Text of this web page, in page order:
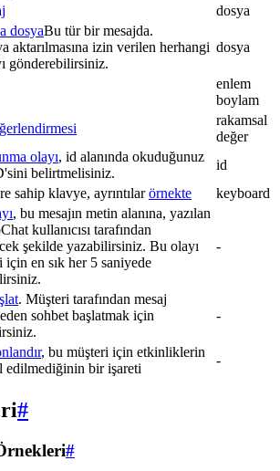
dosya
dosyaBu tür bir mesajda.
aktarılmasına izin verilen herhangi
gönderebilirsiniz.
dosya
enlem
boylam
rakamsal
değer
olayı, id alanında okuduğunuz
belirtmelisiniz.
id
sahip klavye, ayrıntılarörnekte keyboard
, bu mesajın metin alanına, yazılan
kullanıcısı tarafından
şekilde yazabilirsiniz. Bu olayı
için en sık her 5 saniyede
-
. Müşteri tarafından mesaj
sohbet başlatmak için
-
, bu müşteri için etkinliklerin
edilmediğinin bir işareti
-
#
#